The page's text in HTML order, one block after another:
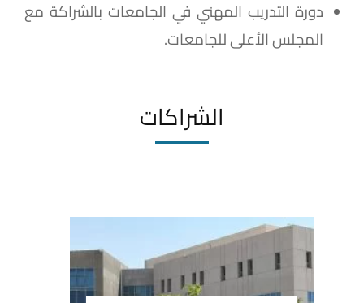
دورة التدريب المهني في الجامعات بالشراكة مع
المجلس الأعلى للجامعات.
الشراكات